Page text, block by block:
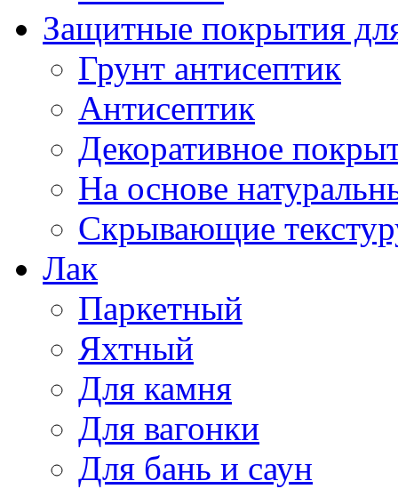
Защитные покрытия
Грунт антисептик
Антисептик
Декоративное
На основе
Скрывающие
Лак
Паркетный
Яхтный
Для камня
Для вагонки
Для бань и саун